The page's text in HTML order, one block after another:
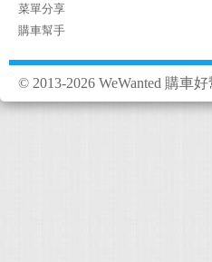
菜單分享
購車幫手
© 2013-2026 WeWanted 購車